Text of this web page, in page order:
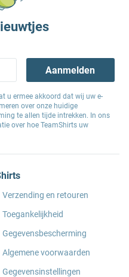
Aanmelden
u ermee akkoord dat wij uw e-
over onze huidige
te allen tijde intrekken. In ons
over hoe TeamShirts uw
Verzending en retouren
Toegankelijkheid
Gegevensbescherming
Algemene voorwaarden
Gegevensinstellingen